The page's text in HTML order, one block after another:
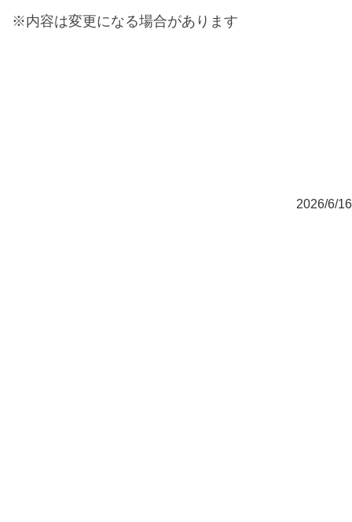
※内容は変更になる場合があります
2026/6/16